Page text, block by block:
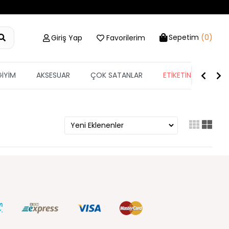
Giriş Yap Favorilerim Sepetim (0)
AKSESUAR ÇOK SATANLAR ETİKETİN YARISI